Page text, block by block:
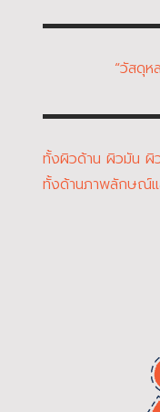
“วัสดุห
ทั้งผิวด้าน ผิวมัน ผิว
ทั้งด้านภาพลักษณ์แ